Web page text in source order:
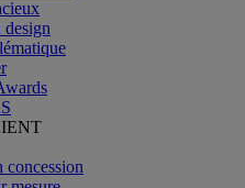
concession